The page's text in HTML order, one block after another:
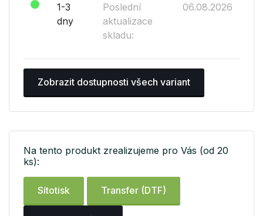
1-3
dny
Poslední
aktualizace
skladu:
06.08.2026
Zobrazit dostupnosti všech variant
Na tento produkt zrealizujeme pro Vás (od 20
ks):
Sítotisk Transfer (DTF)